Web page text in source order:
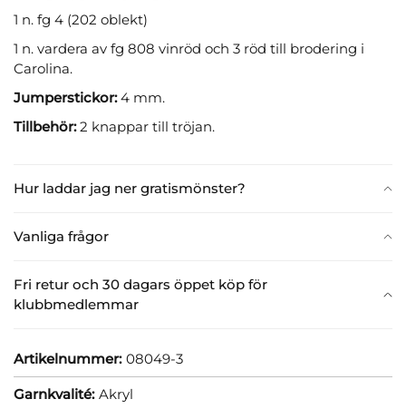
Hur laddar jag ner gratismönster?
Vanliga frågor
Fri retur och 30 dagars öppet köp för
klubbmedlemmar
1 n. fg 4 (202 oblekt)
1 n. vardera av fg 808 vinröd och 3 röd till brodering i
Carolina.
Jumperstickor:4 mm.
Tillbehör:2 knappar till tröjan.
Artikelnummer: 08049-3
Garnkvalité: Akryl